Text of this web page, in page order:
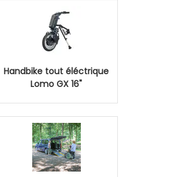
Handbike tout éléctrique
Lomo GX 16"